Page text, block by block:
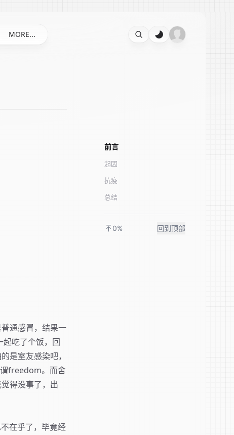
MORE...
通感冒，结果一
吃了个饭，回
是室友感染吧，
freedom。而舍
得没事了，出
在乎了，毕竟经
前言
起因
抗疫
总结
0% 回到顶部